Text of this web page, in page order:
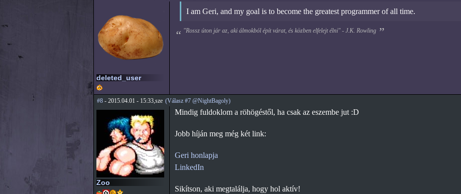
deleted_user
I am Geri, and my goal is to become the greatest programmer of all time.
"Rossz úton jár az, aki álmokból épít várat, és közben elfelejt élni" - J.K. Rowling
#8- 2015.04.01 - 15:33,sze (Válasz #7 @NightBagoly)
Zoo
Mindig fuldoklom a röhögéstől, ha csak az eszembe jut :D
Jobb híján meg még két link:
Geri honlapja
LinkedIn
Sikítson, aki megtalálja, hogy hol aktív!